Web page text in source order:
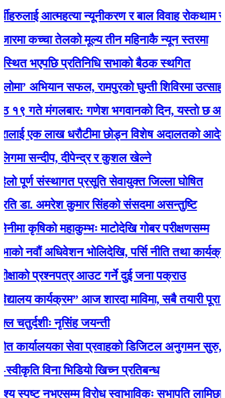
आत्महत्या न्यूनीकरण र बाल विवाह रोकथाम
कच्चा तेलको मूल्य तीन महिनाकै न्यून स्तरमा
प्रतिनिधि सभाको बैठक स्थगित
सफल, रामपुरको घुम्ती शिविरमा उत्साहजनक
मंगलबार: गणेश भगवानकाे दिन, यस्ताे छ आजको
एक लाख धरौटीमा छोड्न विशेष अदालतको आदेश
सन्दीप, दीपेन्द्र र कुशल खेल्ने
संस्थागत प्रसूति सेवायुक्त जिल्ला घोषित
अमरेश कुमार सिंहको संसदमा असन्तुष्टि
महाकुम्भः माटोदेखि गोबर परीक्षणसम्म
अधिवेशन भोलिदेखि, पर्सि नीति तथा कार्यक्रम
प्रश्नपत्र आउट गर्ने दुई जना पक्राउ
कार्यक्रम” आज शारदा माविमा, सबै तयारी पूरा
नृसिंह जयन्ती
सेवा प्रवाहको डिजिटल अनुगमन सुरु, मन्त्री
विना भिडियो खिच्न प्रतिबन्ध
नभएसम्म विरोध स्वाभाविकः सभापति लामिछाने